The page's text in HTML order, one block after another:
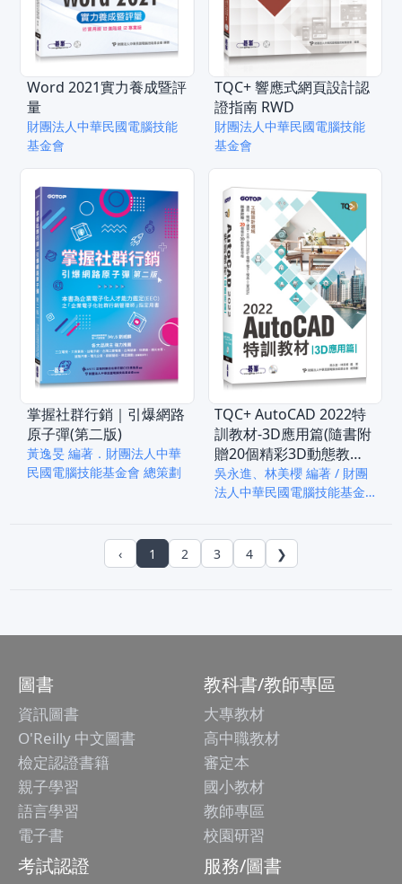
Word 2021實力養成暨評
量
財團法人中華民國電腦技能
基金會
TQC+ 響應式網頁設計認
證指南 RWD
財團法人中華民國電腦技能
基金會
掌握社群行銷｜引爆網路
原子彈(第二版)
黃逸旻 編著．財團法人中華
民國電腦技能基金會 總策劃
TQC+ AutoCAD 2022特
訓教材-3D應用篇(隨書附
贈20個精彩3D動態教學
檔)
吳永進、林美櫻 編著 / 財團
法人中華民國電腦技能基金
‹ 1 2 3 4 ❯
圖書
資訊圖書
O'Reilly 中文圖書
檢定認證書籍
親子學習
語言學習
電子書
教科書/教師專區
大專教材
高中職教材
審定本
國小教材
教師專區
校園研習
考試認證 服務/圖書